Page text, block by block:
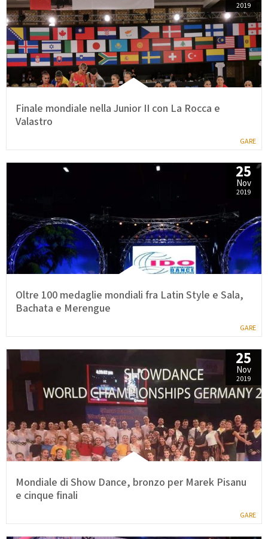
GARE
2019
Finale mondiale nella Junior II con La Rocca e
Valastro
GARE
25
Nov
2019
Oltre 100 medaglie mondiali fra Latin Style e Sala,
Bachata e Merengue
GARE
25
Nov
2019
Mondiale di Show Dance, bronzo per Marek Pisanu
e cinque finali